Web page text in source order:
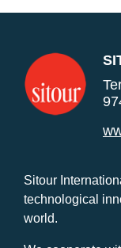
Sitour
technological
world.